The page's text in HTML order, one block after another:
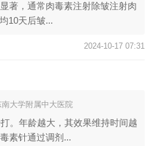
著，通常肉毒素注射除皱注射肉
10天后皱...
2024-10-17 07:31
南大学附属中大医院
。年龄越大，其效果维持时间越
素针通过调剂...